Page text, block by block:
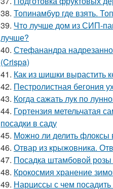
38. Топинамбур где взять.
39. Что лучше дом из СИП-
лучше?
40. Стефанандра
(Crispa)
41. Как из шишки вырастить
42. Пестролистная бегония
43. Когда сажать лук по
44. Гортензия метельчатая
посадки в саду
45. Можно ли делить флоксы
46. Отвар из крыжовника.
47. Посадка штамбовой
48. Крокосмия хранение
49. Нарциссы с чем